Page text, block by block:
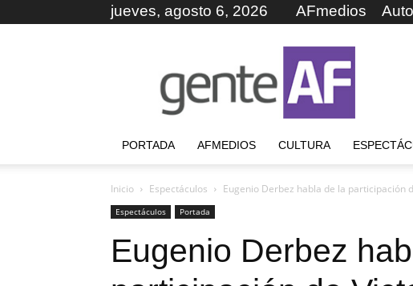
jueves, agosto 6, 2026 AFmedios
PORTADA AFMEDIOS CULTURA
Inicio Espectáculos Eugenio Derbez habla de la participación
Espectáculos Portada
Eugenio Derbez